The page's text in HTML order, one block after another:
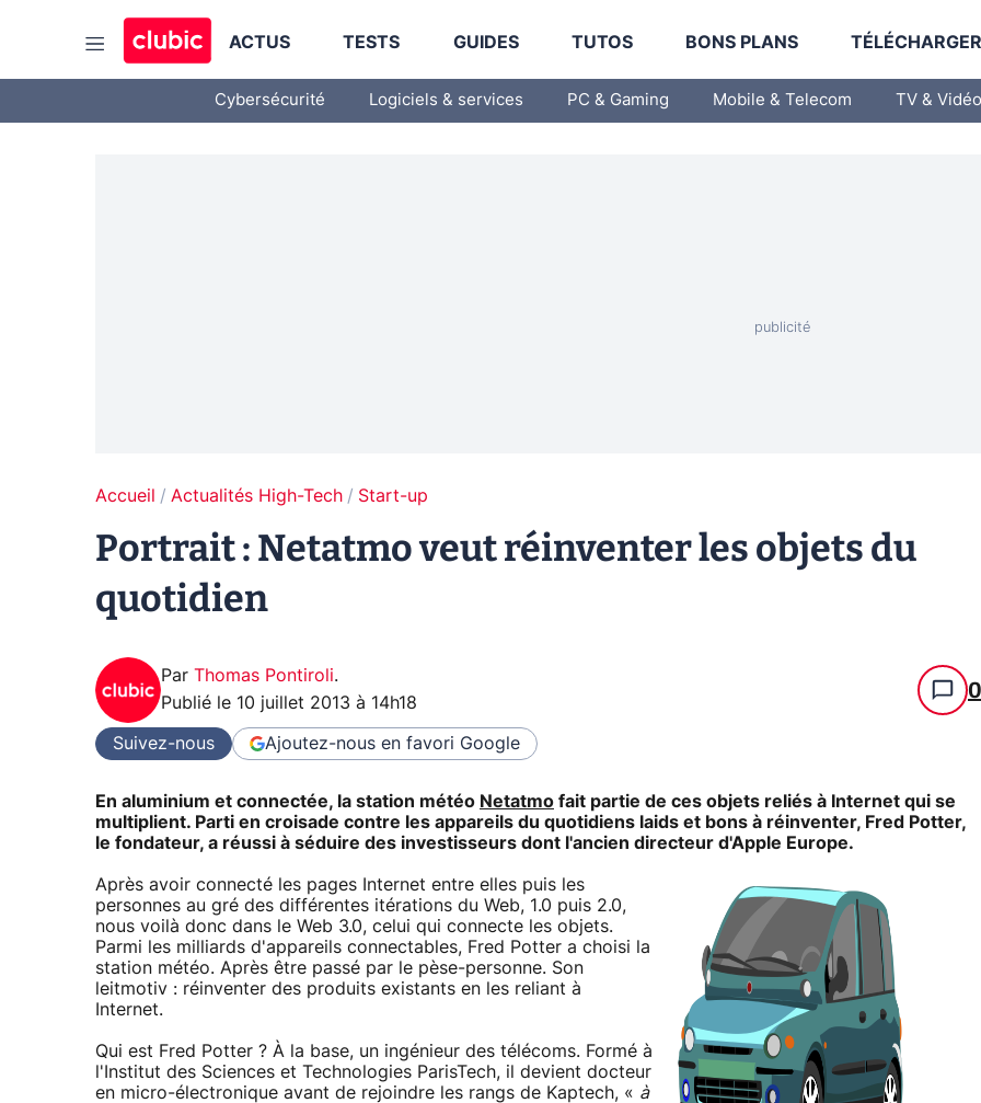
ACTUS TESTS GUIDES TUTOS BONS PLANS
Cybersécurité Logiciels & services PC & Gaming Mobile & Telecom TV & Vidéo
Accueil Actualités High-Tech Start-up
Portrait : Netatmo veut réinventer les objets du
quotidien
Par Thomas Pontiroli.
Publié le 10 juillet 2013 à 14h18 0
Suivez-nous Ajoutez-nous en favori Google
En aluminium et connectée, la station météo Netatmo fait partie de ces objets reliés à Internet qui se
multiplient. Parti en croisade contre les appareils du quotidiens laids et bons à réinventer, Fred Potter,
le fondateur, a réussi à séduire des investisseurs dont l'ancien directeur d'Apple Europe.
Après avoir connecté les pages Internet entre elles puis les
personnes au gré des différentes itérations du Web, 1.0 puis 2.0,
nous voilà donc dans le Web 3.0, celui qui connecte les objets.
Parmi les milliards d'appareils connectables, Fred Potter a choisi la
station météo. Après être passé par le pèse-personne. Son
leitmotiv : réinventer des produits existants en les reliant à
Internet.
Qui est Fred Potter ? À la base, un ingénieur des télécoms. Formé à
l'Institut des Sciences et Technologies ParisTech, il devient docteur
en micro-électronique avant de rejoindre les rangs de Kaptech, « à